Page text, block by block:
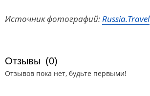
Источник фотографий:Russia.Travel
Отзывы (0)
Отзывов пока нет, будьте первыми!